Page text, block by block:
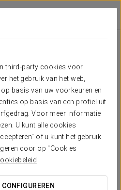
third-party cookies voor
het gebruik van het web,
basis van uw voorkeuren en
op basis van een profiel uit
Voor meer informatie
U kunt alle cookies
of u kunt het gebruik
door op "Cookies
CONFIGUREREN
op je in Isla Mágica.